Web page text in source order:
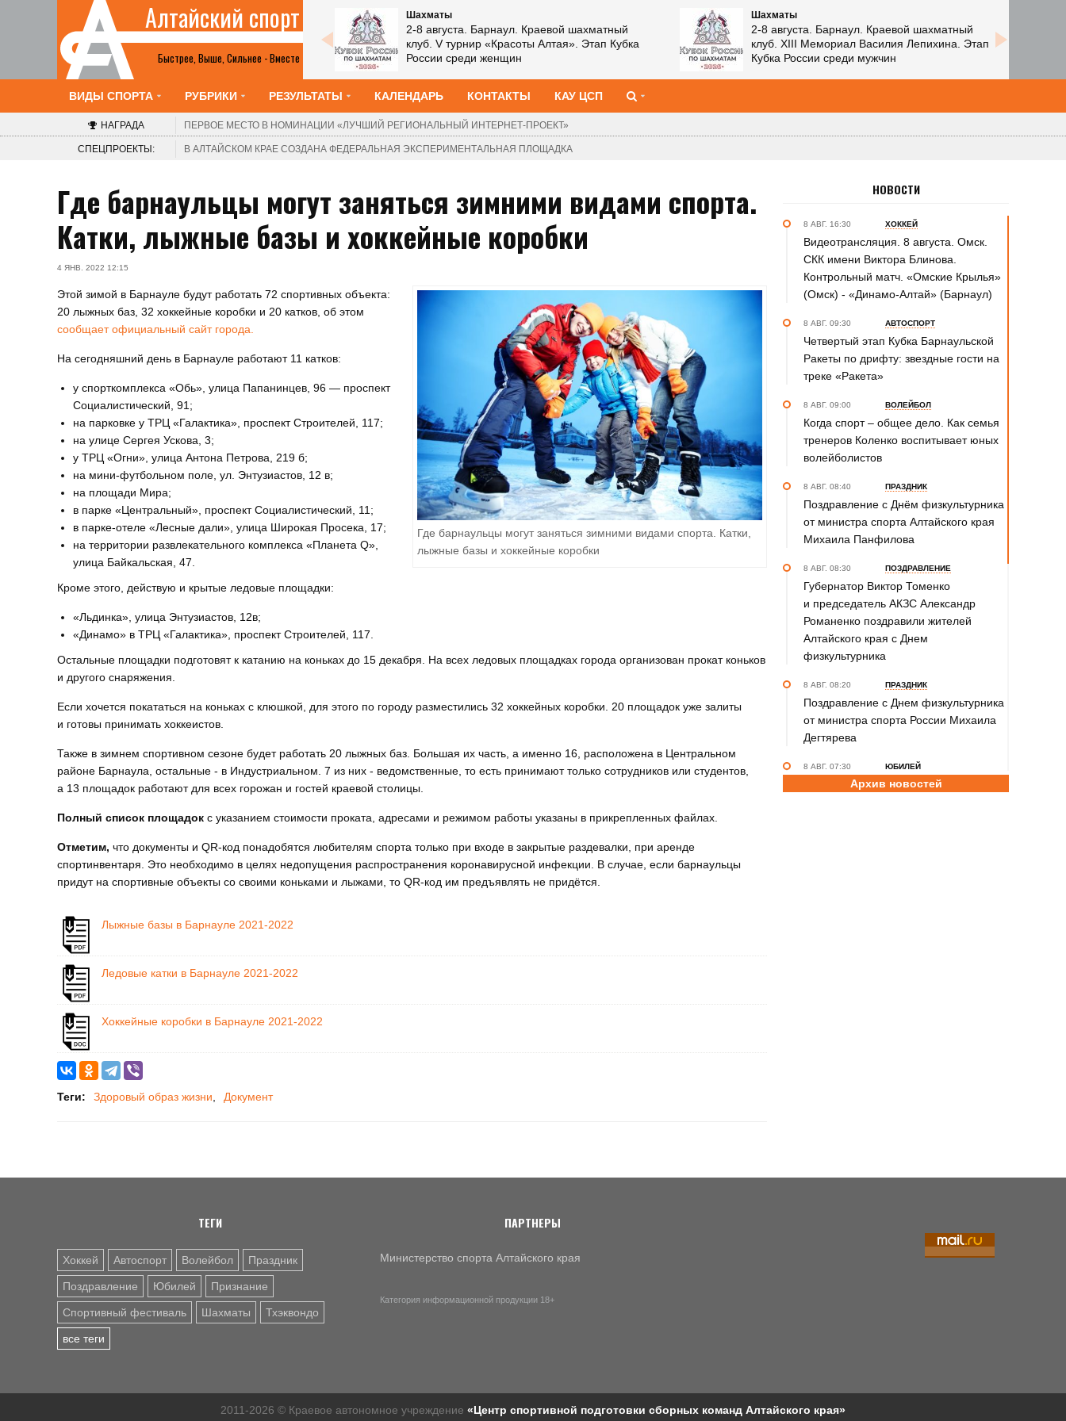
Быстрее, Выше, Сильнее - Вместе
Алтайский спорт
Все анонсы
Шахматы
2-8 августа. Барнаул. Краевой шахматный
клуб. V турнир «Красоты Алтая». Этап Кубка
России среди женщин
Шахматы
2-8 августа. Барнаул. Краевой шахматный
клуб. XIII Мемориал Василия Лепихина. Этап
Кубка России среди мужчин
ВИДЫ СПОРТА РУБРИКИ РЕЗУЛЬТАТЫ КАЛЕНДАРЬ КОНТАКТЫ КАУ ЦСП
НАГРАДА ПЕРВОЕ МЕСТО В НОМИНАЦИИ «ЛУЧШИЙ РЕГИОНАЛЬНЫЙ ИНТЕРНЕТ-ПРОЕКТ»
СПЕЦПРОЕКТЫ: В АЛТАЙСКОМ КРАЕ СОЗДАНА ФЕДЕРАЛЬНАЯ ЭКСПЕРИМЕНТАЛЬНАЯ ПЛОЩАДКА
Где барнаульцы могут заняться зимними видами спорта.
Катки, лыжные базы и хоккейные коробки
4 ЯНВ. 2022 12:15
Где барнаульцы могут заняться зимними видами спорта. Катки,
лыжные базы и хоккейные коробки
Этой зимой в Барнауле будут работать 72 спортивных объекта:
20 лыжных баз, 32 хоккейные коробки и 20 катков, об этом
сообщает официальный сайт города.
На сегодняшний день в Барнауле работают 11 катков:
у спорткомплекса «Обь», улица Папанинцев, 96 — проспект
Социалистический, 91;
на парковке у ТРЦ «Галактика», проспект Строителей, 117;
на улице Сергея Ускова, 3;
у ТРЦ «Огни», улица Антона Петрова, 219 б;
на мини-футбольном поле, ул. Энтузиастов, 12 в;
на площади Мира;
в парке «Центральный», проспект Социалистический, 11;
в парке-отеле «Лесные дали», улица Широкая Просека, 17;
на территории развлекательного комплекса «Планета Q»,
улица Байкальская, 47.
Кроме этого, действую и крытые ледовые площадки:
«Льдинка», улица Энтузиастов, 12в;
«Динамо» в ТРЦ «Галактика», проспект Строителей, 117.
Остальные площадки подготовят к катанию на коньках до 15 декабря. На всех ледовых площадках города организован прокат коньков
и другого снаряжения.
Если хочется покататься на коньках с клюшкой, для этого по городу разместились 32 хоккейных коробки. 20 площадок уже залиты
и готовы принимать хоккеистов.
Также в зимнем спортивном сезоне будет работать 20 лыжных баз. Большая их часть, а именно 16, расположена в Центральном
районе Барнаула, остальные - в Индустриальном. 7 из них - ведомственные, то есть принимают только сотрудников или студентов,
а 13 площадок работают для всех горожан и гостей краевой столицы.
Полный список площадок с указанием стоимости проката, адресами и режимом работы указаны в прикрепленных файлах.
Отметим, что документы и QR-код понадобятся любителям спорта только при входе в закрытые раздевалки, при аренде
спортинвентаря. Это необходимо в целях недопущения распространения коронавирусной инфекции. В случае, если барнаульцы
придут на спортивные объекты со своими коньками и лыжами, то QR-код им предъявлять не придётся.
Лыжные базы в Барнауле 2021-2022
Ледовые катки в Барнауле 2021-2022
Хоккейные коробки в Барнауле 2021-2022
Теги: Здоровый образ жизни Документ
НОВОСТИ
8 АВГ. 16:30 ХОККЕЙ
Видеотрансляция. 8 августа. Омск.
СКК имени Виктора Блинова.
Контрольный матч. «Омские Крылья»
(Омск) - «Динамо-Алтай» (Барнаул)
8 АВГ. 09:30 АВТОСПОРТ
Четвертый этап Кубка Барнаульской
Ракеты по дрифту: звездные гости на
треке «Ракета»
8 АВГ. 09:00 ВОЛЕЙБОЛ
Когда спорт – общее дело. Как семья
тренеров Коленко воспитывает юных
волейболистов
8 АВГ. 08:40 ПРАЗДНИК
Поздравление с Днём физкультурника
от министра спорта Алтайского края
Михаила Панфилова
8 АВГ. 08:30 ПОЗДРАВЛЕНИЕ
Губернатор Виктор Томенко
и председатель АКЗС Александр
Романенко поздравили жителей
Алтайского края с Днем
физкультурника
8 АВГ. 08:20 ПРАЗДНИК
Поздравление с Днем физкультурника
от министра спорта России Михаила
Дегтярева
8 АВГ. 07:30 ЮБИЛЕЙ
Базовый элемент. Александру
Архив новостей
ТЕГИ
Хоккей Автоспорт Волейбол Праздник
Поздравление Юбилей Признание
Спортивный фестиваль Шахматы Тхэквондо
все теги
ПАРТНЕРЫ
Министерство спорта Алтайского края
Категория информационной продукции 18+
2011-2026 © Краевое автономное учреждение «Центр спортивной подготовки сборных команд Алтайского края»